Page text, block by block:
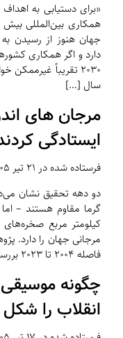
«برای دستیابی به
همکاری بین‌المللی
جهان هنوز از رسیدن
دارد و اگر همکاری
۲۰۳۰ تقریباً
سال […]
مرجان های
ایستادگی
فرستاده شده در ۲۱ تیر ۱۴۰۵
دو دهه تحقیق نشان
کیلومتر مربع
فاصله ۲۰۰۴ تا ۲۰۲۳ بررسی کرده، نشان می‌دهد که با […]
چگونه
انقلاب را شکل